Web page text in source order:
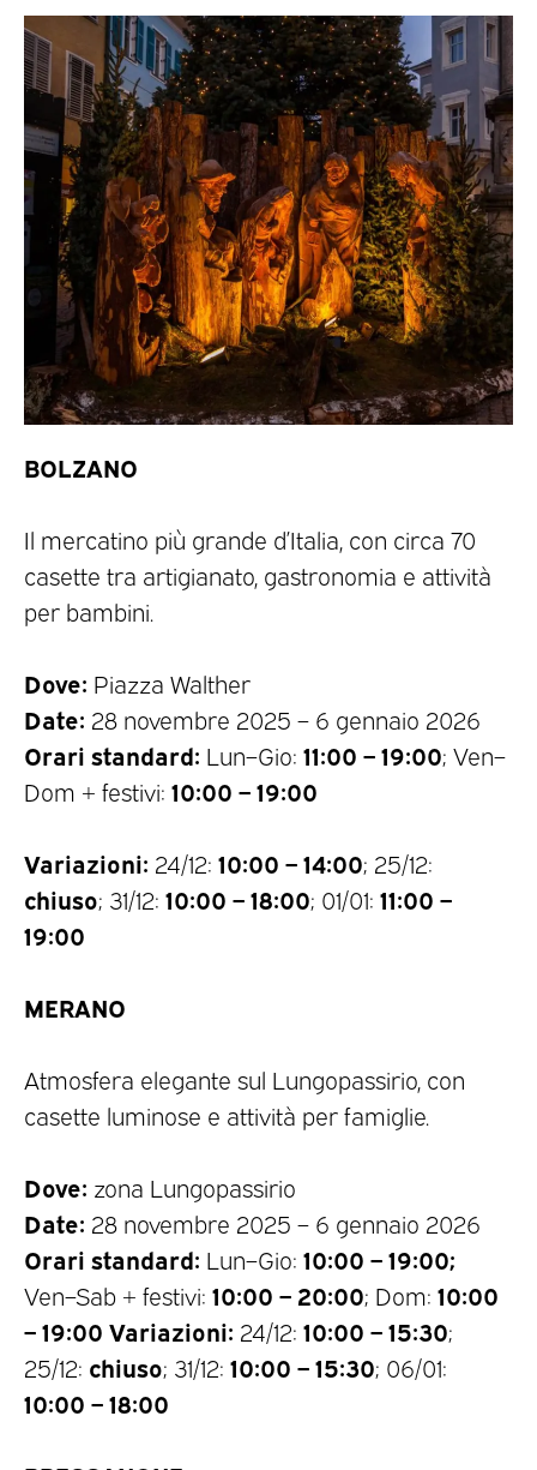
BOLZANO
Il mercatino più grande d’Italia, con circa 70
casette tra artigianato, gastronomia e attività
per bambini.
Dove: Piazza Walther
Date: 28 novembre 2025 – 6 gennaio 2026
Orari standard: Lun–Gio: 11:00 – 19:00; Ven–
Dom + festivi: 10:00 – 19:00
Variazioni: 24/12: 10:00 – 14:00; 25/12:
chiuso; 31/12: 10:00 – 18:00; 01/01: 11:00 –
19:00
MERANO
Atmosfera elegante sul Lungopassirio, con
casette luminose e attività per famiglie.
Dove: zona Lungopassirio
Date: 28 novembre 2025 – 6 gennaio 2026
Orari standard: Lun–Gio: 10:00 – 19:00;
Ven–Sab + festivi: 10:00 – 20:00; Dom: 10:00
– 19:00 Variazioni: 24/12: 10:00 – 15:30;
25/12: chiuso; 31/12: 10:00 – 15:30; 06/01:
10:00 – 18:00